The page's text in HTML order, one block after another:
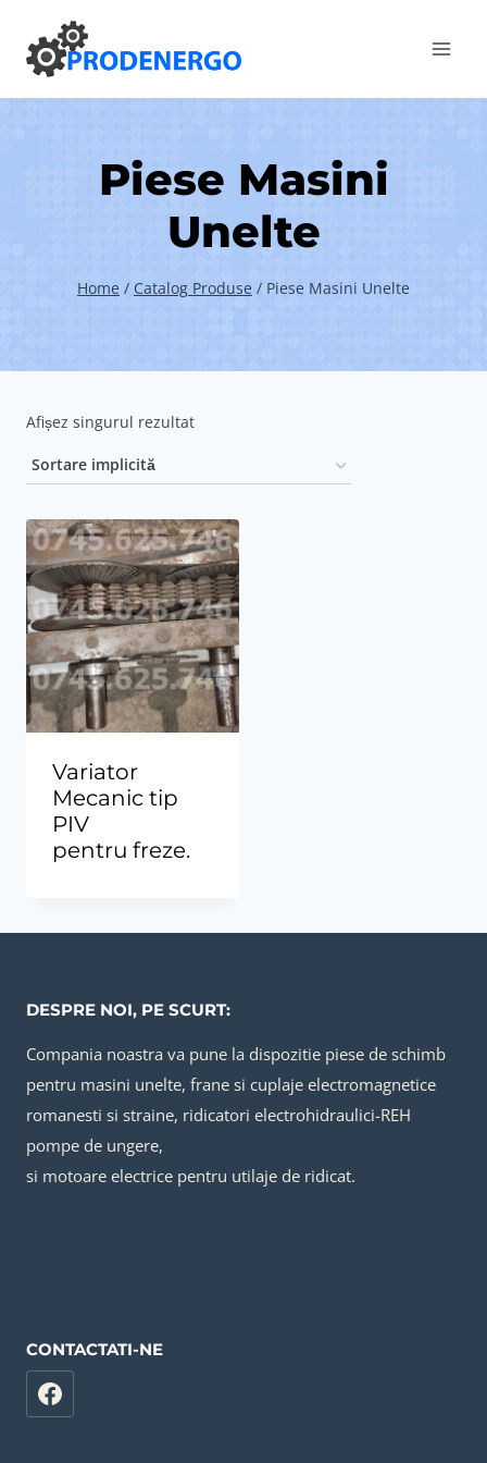
Piese Masini
Unelte
Home / Catalog Produse / Piese Masini Unelte
Afișez singurul rezultat
Variator
Mecanic tip
PIV
pentru freze.
DESPRE NOI, PE SCURT:
Compania noastra va pune la dispozitie piese de schimb
pentru masini unelte, frane si cuplaje electromagnetice
romanesti si straine, ridicatori electrohidraulici-REH
pompe de ungere,
si motoare electrice pentru utilaje de ridicat.
CONTACTATI-NE